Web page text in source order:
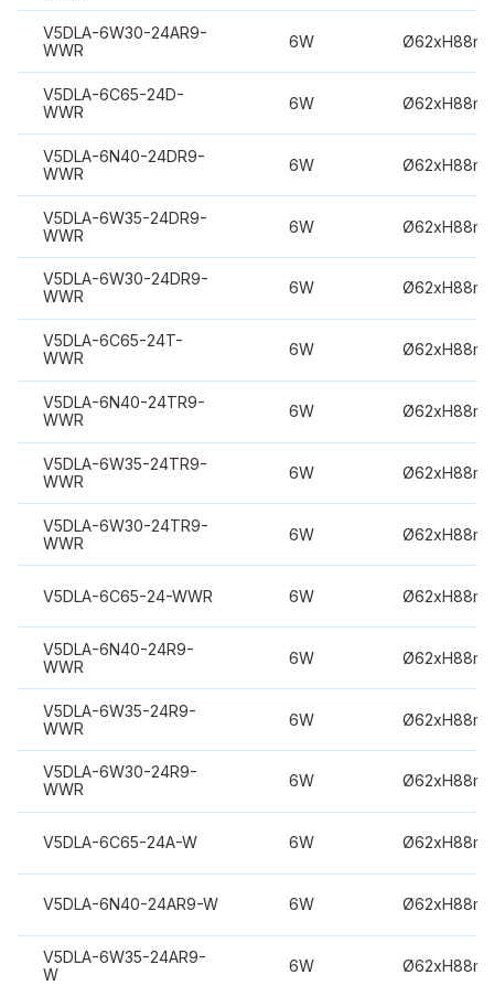
V5DLA-6W30-24AR9-
WWR
6W
V5DLA-6C65-24D-
WWR
6W
V5DLA-6N40-24DR9-
WWR
6W
V5DLA-6W35-24DR9-
WWR
6W
V5DLA-6W30-24DR9-
WWR
6W
V5DLA-6C65-24T-
WWR
6W
V5DLA-6N40-24TR9-
WWR
6W
V5DLA-6W35-24TR9-
WWR
6W
V5DLA-6W30-24TR9-
WWR
6W
V5DLA-6C65-24-WWR 6W
V5DLA-6N40-24R9-
WWR
6W
V5DLA-6W35-24R9-
WWR
6W
V5DLA-6W30-24R9-
WWR
6W
V5DLA-6C65-24A-W 6W
V5DLA-6N40-24AR9-W 6W
V5DLA-6W35-24AR9-
W
6W